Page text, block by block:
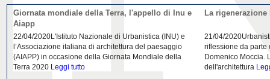
Giornata mondiale della Terra, l'appello di Inu e
Aiapp
22/04/2020L'Istituto Nazionale di Urbanistica (INU) e
l’Associazione italiana di architettura del paesaggio
(AIAPP) in occasione della Giornata Mondiale della
Terra 2020 Leggi tutto
La
21/04/
riflessione da parte
Domenico Moccia.
dell'architettura